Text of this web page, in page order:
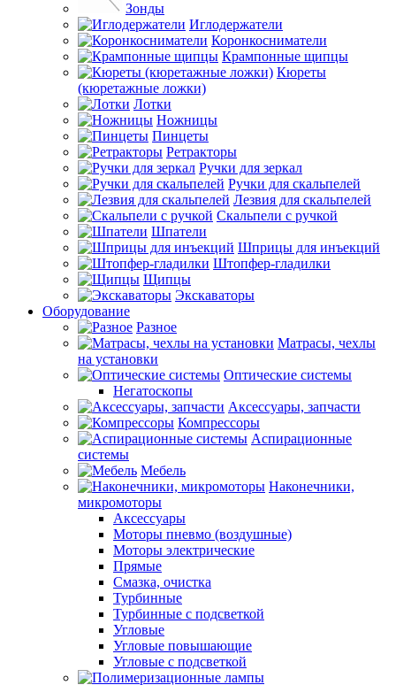
Зонды
Иглодержатели
Коронкосниматели
Крампонные щипцы
Кюреты
(кюретажные ложки)
Лотки
Ножницы
Пинцеты
Ретракторы
Ручки для зеркал
Ручки для скальпелей
Лезвия для скальпелей
Скальпели с ручкой
Шпатели
Шприцы для инъекций
Штопфер-гладилки
Щипцы
Экскаваторы
Оборудование
Разное
Матрасы, чехлы
на установки
Оптические системы
Негатоскопы
Аксессуары, запчасти
Компрессоры
Аспирационные
системы
Мебель
Наконечники,
микромоторы
Аксессуары
Моторы пневмо (воздушные)
Моторы электрические
Прямые
Смазка, очистка
Турбинные
Турбинные с подсветкой
Угловые
Угловые повышающие
Угловые с подсветкой